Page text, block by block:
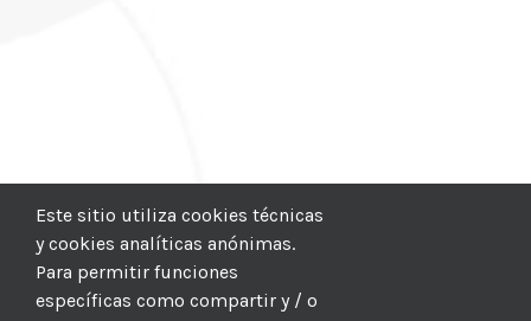
Este sitio utiliza cookies técnicas
y cookies analíticas anónimas.
Para permitir funciones
específicas como compartir y / o